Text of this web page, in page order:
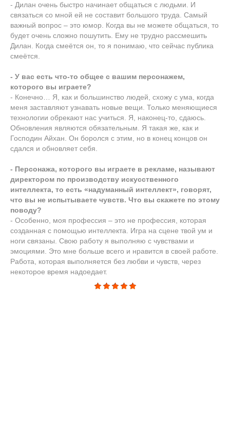
- Дилан очень быстро начинает общаться с людьми. И
связаться со мной ей не составит большого труда. Самый
важный вопрос – это юмор. Когда вы не можете общаться, то
будет очень сложно пошутить. Ему не трудно рассмешить
Дилан. Когда смеётся он, то я понимаю, что сейчас публика
смеётся.
- У вас есть что-то общее с вашим персонажем,
которого вы играете?
- Конечно… Я, как и большинство людей, схожу с ума, когда
меня заставляют узнавать новые вещи. Только меняющиеся
технологии обрекают нас учиться. Я, наконец-то, сдаюсь.
Обновления являются обязательным. Я такая же, как и
Господин Айхан. Он боролся с этим, но в конец концов он
сдался и обновляет себя.
- Персонажа, которого вы играете в рекламе, называют
директором по производству искусственного
интеллекта, то есть «надуманный интеллект», говорят,
что вы не испытываете чувств. Что вы скажете по этому
поводу?
- Особенно, моя профессия – это не профессия, которая
созданная с помощью интеллекта. Игра на сцене твой ум и
ноги связаны. Свою работу я выполняю с чувствами и
эмоциями. Это мне больше всего и нравится в своей работе.
Работа, которая выполняется без любви и чувств, через
некоторое время надоедает.